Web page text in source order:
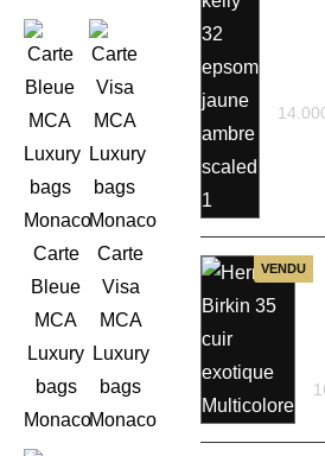
Carte
Bleue
MCA
Luxury
bags
Monaco
Carte
Visa
MCA
Luxury
bags
Monaco
VENDU